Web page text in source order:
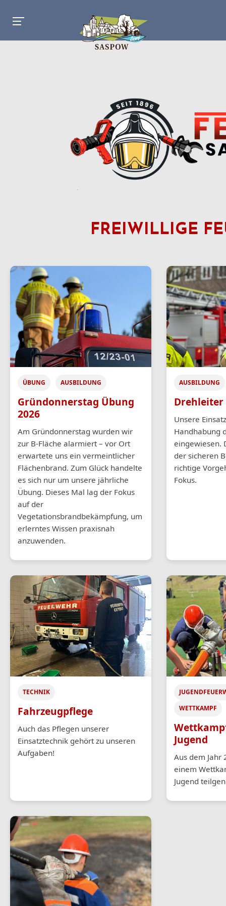
FREIWILLIGE
ÜBUNG AUSBILDUNG
Gründonnerstag Übung
2026
Am Gründonnerstag wurden wir
zur B-Fläche alarmiert – vor Ort
erwartete uns ein vermeintlicher
Flächenbrand. Zum Glück handelte
es sich nur um unsere jährliche
Übung. Dieses Mal lag der Fokus
auf der
Vegetationsbrandbekämpfung, um
erlerntes Wissen praxisnah
anzuwenden.
AUSBILDUNG
Unsere
Handhabung
eingewiesen.
der sicheren
richtige
Fokus.
TECHNIK
Fahrzeugpflege
Auch das Pflegen unserer
Einsatztechnik gehört zu unseren
Aufgaben!
WETTKAMPF
Jugend
Aus dem Jahr
einem
Jugend